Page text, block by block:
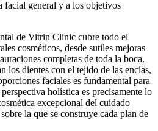
facial general y a los objetivos
de Vitrin Clinic cubre todo el
cosméticos, desde sutiles mejoras
completas de toda la boca.
los dientes con el tejido de las encías,
faciales es fundamental para
holística es precisamente lo
excepcional del cuidado
la que se construye cada plan de